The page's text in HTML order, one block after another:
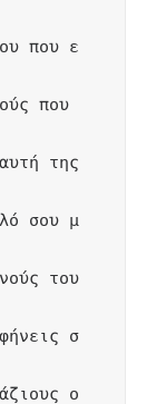
που ε
που
της
σου μ
του
σ
ο